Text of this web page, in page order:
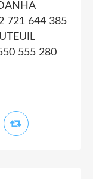
721 644 385
555 280